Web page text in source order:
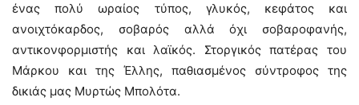
ένας πολύ ωραίος τύπος, γλυκός, κεφάτος και
ανοιχτόκαρδος, σοβαρός αλλά όχι σοβαροφανής,
αντικονφορμιστής και λαϊκός. Στοργικός πατέρας του
Μάρκου και της Έλλης, παθιασμένος σύντροφος της
δικιάς μας Μυρτώς Μπολότα.